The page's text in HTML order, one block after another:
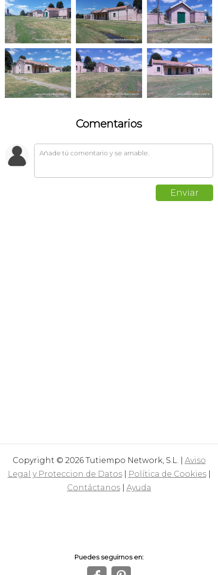
Comentarios
Copyright © 2026 Tutiempo Network, S.L. | Aviso
Legal y Proteccion de Datos| Política de Cookies|
Contáctanos| Ayuda
Puedes seguirnos en: